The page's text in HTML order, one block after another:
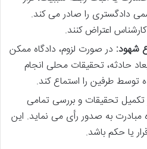
دادگستری را صادر می کند.
اعتراض کنند.
شهود: در صورت لزوم، دادگاه ممکن
حادثه، تحقیقات محلی انجام
طرفین را استماع کند.
تحقیقات و بررسی تمامی
مبادرت به صدور رأی می نماید. این
یا حکم باشد.